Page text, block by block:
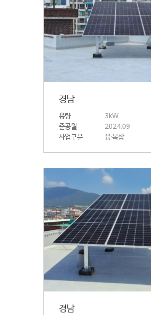
경남
용량
3kW
준공월
2024.09
사업구분
융·복합
경남